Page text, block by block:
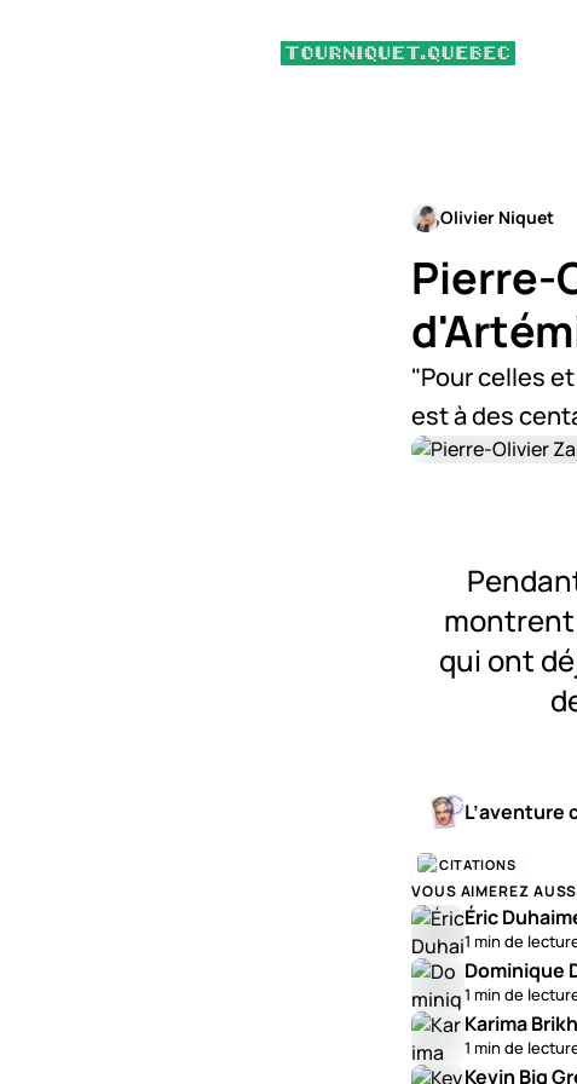
Olivier Niquet
Pierre-
"Pour celles
est à des
montrent
qui ont
CITATIONS
VOUS AIMEREZ
Éric
1 min de
Dominique
1 min de
Karima
1 min de
Kevin Big